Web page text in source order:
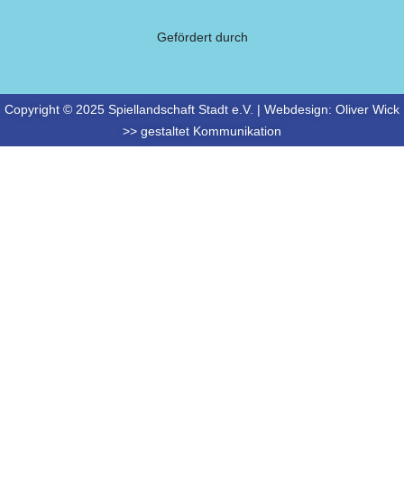
Gefördert durch
Copyright © 2025 Spiellandschaft Stadt e.V. | Webdesign: Oliver Wick
>> gestaltet Kommunikation